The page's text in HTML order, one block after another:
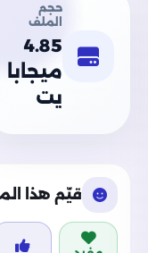
حجم
الملف
4.85
ميجابا
يت
قيّم هذا